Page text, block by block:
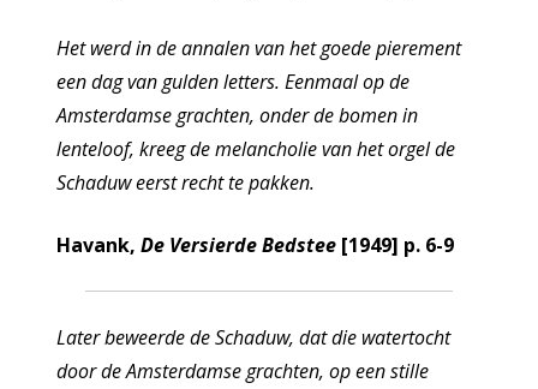
Het werd in de annalen van het goede pierement
een dag van gulden letters. Eenmaal op de
Amsterdamse grachten, onder de bomen in
lenteloof, kreeg de melancholie van het orgel de
Schaduw eerst recht te pakken.
Havank, De Versierde Bedstee[1949] p. 6-9
Later beweerde de Schaduw, dat die watertocht
door de Amsterdamse grachten, op een stille